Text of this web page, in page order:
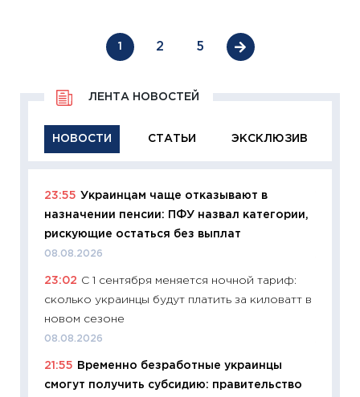
1 2 5
НОВОСТИ СТАТЬИ ЭКСКЛЮЗИВ
ЛЕНТА НОВОСТЕЙ
23:55 Украинцам чаще отказывают в
назначении пенсии: ПФУ назвал категории,
рискующие остаться без выплат
08.08.2026
23:02 С 1 сентября меняется ночной тариф:
сколько украинцы будут платить за киловатт в
новом сезоне
08.08.2026
21:55
Временно безработные украинцы
смогут получить субсидию: правительство